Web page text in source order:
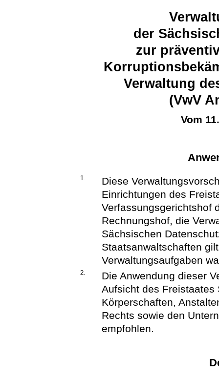
der
zur
Verwaltung
(VwV
Vom
1.
Diese
Einrichtungen des
Verfassungsgerichtshof
Rechnungshof, die
Sächsischen
Staatsanwaltschaften
Verwaltungsaufgaben
2.
Die Anwendung dieser
Aufsicht des
Körperschaften,
Rechts sowie den
empfohlen.